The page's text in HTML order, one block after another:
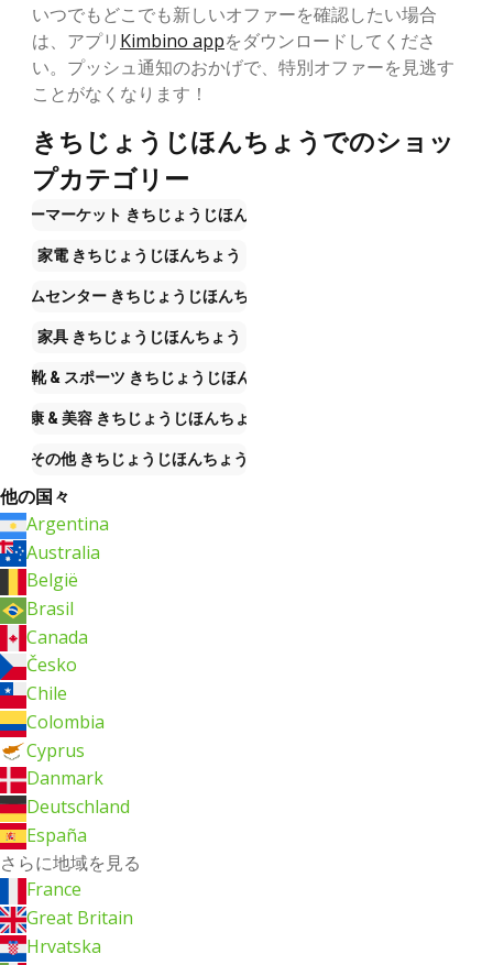
いつでもどこでも新しいオファーを確認したい場合
は、アプリ Kimbino appをダウンロードしてくださ
い。プッシュ通知のおかげで、特別オファーを見逃す
ことがなくなります！
きちじょうじほんちょうでのショッ
プカテゴリー
パーマーケット きちじょうじほんちょう
家電 きちじょうじほんちょう
ホームセンター きちじょうじほんちょう
家具 きちじょうじほんちょう
、 靴 & スポーツ きちじょうじほんちょう
健康 & 美容 きちじょうじほんちょう
その他きちじょうじほんちょう
他の国々
Argentina
Australia
België
Brasil
Canada
Česko
Chile
Colombia
Cyprus
Danmark
Deutschland
España
さらに地域を見る
France
Great Britain
Hrvatska